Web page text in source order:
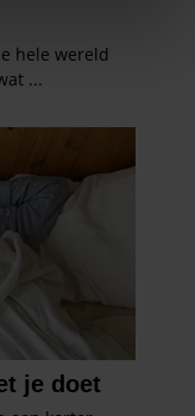
te
media te bieden
met onze
en analyse. Deze
met andere
die ze hebben
hun services. U
website blijft